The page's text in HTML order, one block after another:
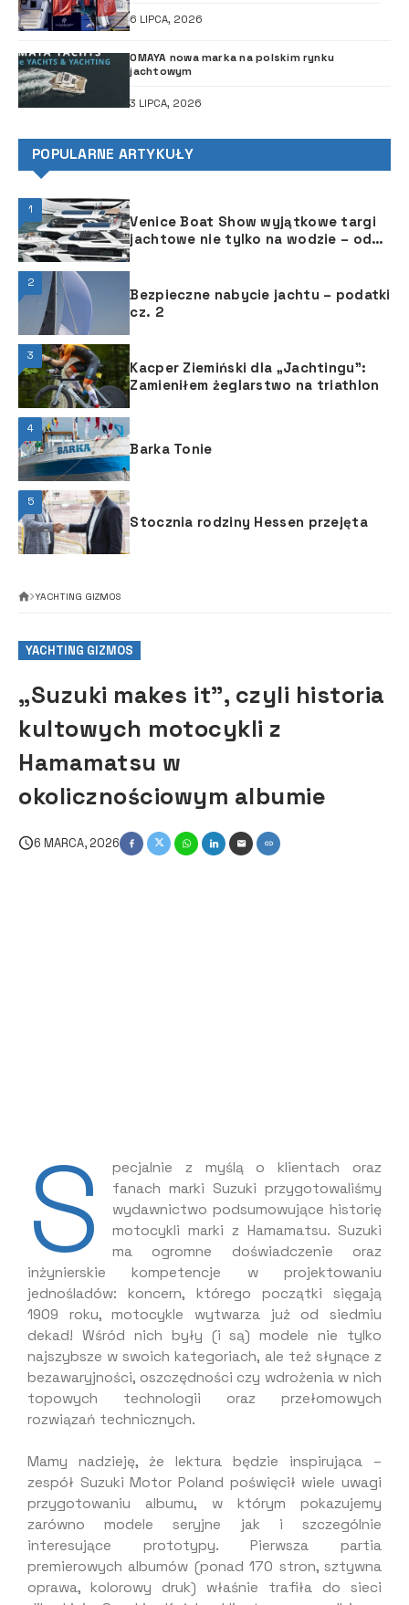
6 LIPCA, 2026
OMAYA nowa marka na polskim rynku
jachtowym
3 LIPCA, 2026
POPULARNE ARTYKUŁY
1
Venice Boat Show wyjątkowe targi
jachtowe nie tylko na wodzie – od
2
Bezpieczne nabycie jachtu – podatki
cz. 2
3
Kacper Ziemiński dla „Jachtingu”:
Zamieniłem żeglarstwo na triathlon
4
Barka Tonie
5
Stocznia rodziny Hessen przejęta
YACHTING GIZMOS
YACHTING GIZMOS
„Suzuki makes it”, czyli historia
kultowych motocykli z
Hamamatsu w
okolicznościowym albumie
6 MARCA, 2026
S
pecjalnie z myślą o klientach oraz
fanach marki Suzuki przygotowaliśmy
wydawnictwo podsumowujące historię
motocykli marki z Hamamatsu. Suzuki
ma ogromne doświadczenie oraz
inżynierskie kompetencje w projektowaniu
jednośladów: koncern, którego początki sięgają
1909 roku, motocykle wytwarza już od siedmiu
dekad! Wśród nich były (i są) modele nie tylko
najszybsze w swoich kategoriach, ale też słynące z
bezawaryjności, oszczędności czy wdrożenia w nich
topowych technologii oraz przełomowych
rozwiązań technicznych.
Mamy nadzieję, że lektura będzie inspirująca –
zespół Suzuki Motor Poland poświęcił wiele uwagi
przygotowaniu albumu, w którym pokazujemy
zarówno modele seryjne jak i szczególnie
interesujące prototypy. Pierwsza partia
premierowych albumów (ponad 170 stron, sztywna
oprawa, kolorowy druk) właśnie trafiła do sieci